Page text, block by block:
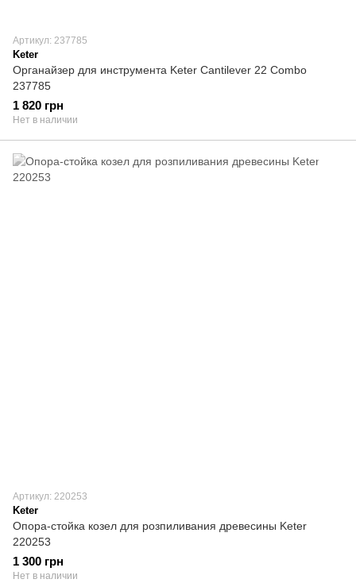
Артикул: 237785
Keter
Органайзер для инструмента Keter Cantilever 22 Combo
237785
1 820 грн
Нет в наличии
Артикул: 220253
Keter
Опора-стойка козел для розпиливания древесины Keter
220253
1 300 грн
Нет в наличии